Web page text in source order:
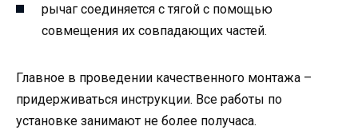
рычаг соединяется с тягой с помощью
совмещения их совпадающих частей.
Главное в проведении качественного монтажа –
придерживаться инструкции. Все работы по
установке занимают не более получаса.